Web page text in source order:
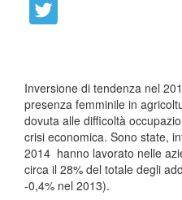
Inversione di tendenza nel
presenza femminile in
dovuta alle difficoltà
crisi economica. Sono state,
2014 hanno lavorato nelle
circa il 28% del totale degli
-0,4% nel 2013).